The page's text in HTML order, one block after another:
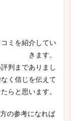
ミを紹介してい
きます。
判までありまし
く信じを伝えて
らと思います。
の参考になれば